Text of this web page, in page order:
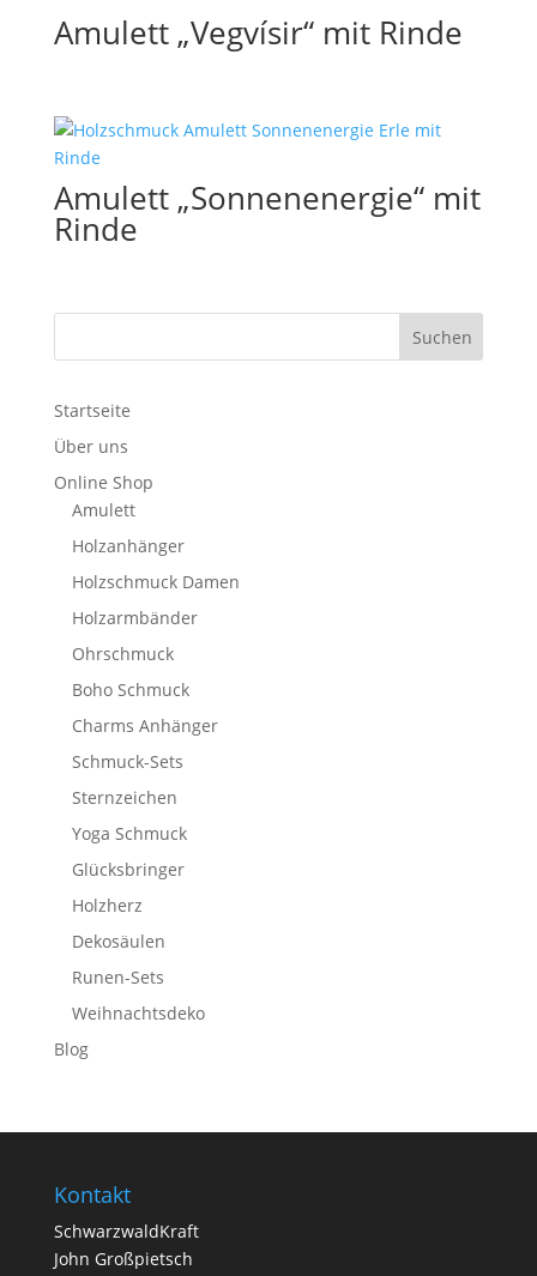
Amulett „Vegvísir“ mit Rinde
Amulett „Sonnenenergie“ mit
Rinde
Startseite
Über uns
Online Shop
Amulett
Holzanhänger
Holzschmuck Damen
Holzarmbänder
Ohrschmuck
Boho Schmuck
Charms Anhänger
Schmuck-Sets
Sternzeichen
Yoga Schmuck
Glücksbringer
Holzherz
Dekosäulen
Runen-Sets
Weihnachtsdeko
Blog
Kontakt
SchwarzwaldKraft
John Großpietsch